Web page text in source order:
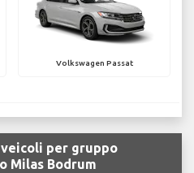
Volkswagen Passat
per gruppo
Milas Bodrum